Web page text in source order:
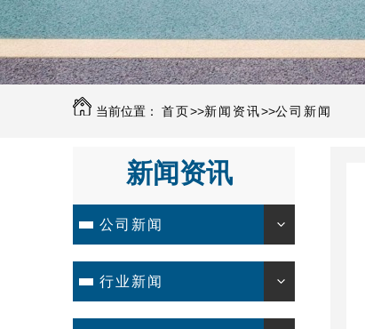
当前位置： 首页>>新闻资讯>>公司新闻
新闻资讯
公司新闻
行业新闻